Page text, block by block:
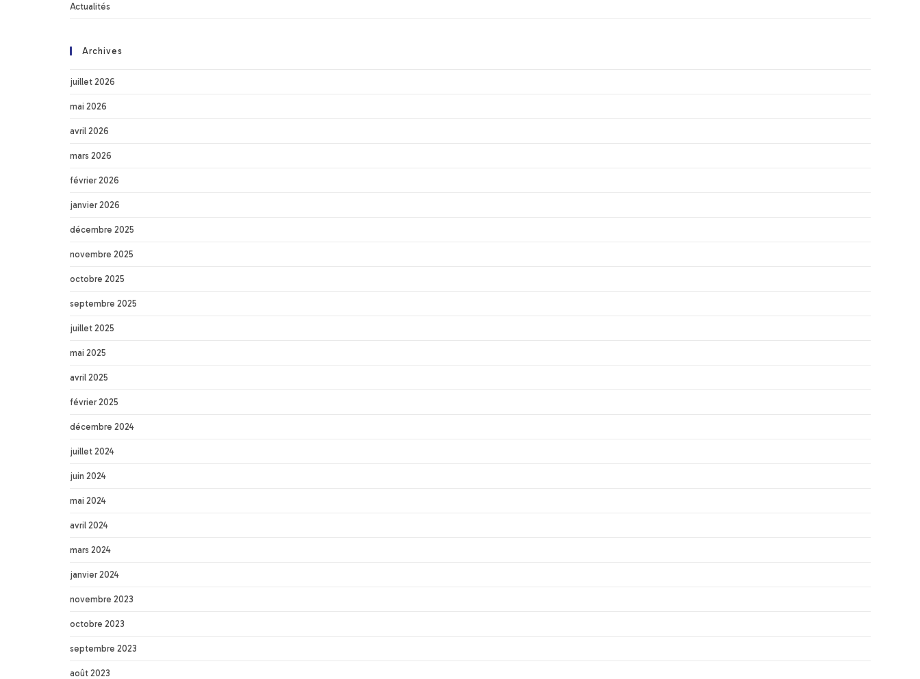
Actualités
Archives
juillet 2026
mai 2026
avril 2026
mars 2026
février 2026
janvier 2026
décembre 2025
novembre 2025
octobre 2025
septembre 2025
juillet 2025
mai 2025
avril 2025
février 2025
décembre 2024
juillet 2024
juin 2024
mai 2024
avril 2024
mars 2024
janvier 2024
novembre 2023
octobre 2023
septembre 2023
août 2023